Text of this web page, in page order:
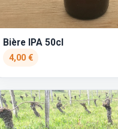
Bière IPA 50cl
4,00 €